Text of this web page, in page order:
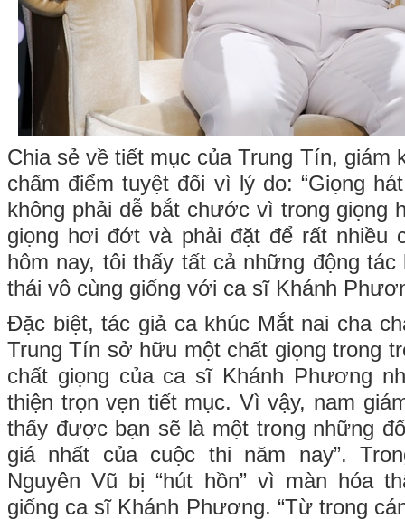
Chia sẻ về tiết mục của Trung Tín, giám
chấm điểm tuyệt đối vì lý do: “Giọng
không phải dễ bắt chước vì trong giọng
giọng hơi đớt và phải đặt để rất nhiều
hôm nay, tôi thấy tất cả những động
thái vô cùng giống với ca sĩ Khánh
Đặc biệt, tác giả ca khúc Mắt nai cha
Trung Tín sở hữu một chất giọng trong
chất giọng của ca sĩ Khánh Phương
thiện trọn vẹn tiết mục. Vì vậy, nam
thấy được bạn sẽ là một trong những
giá nhất của cuộc thi năm nay”.
Nguyên Vũ bị “hút hồn” vì màn hóa
giống ca sĩ Khánh Phương. “Từ trong